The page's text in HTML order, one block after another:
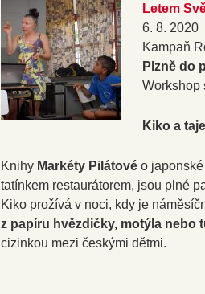
Letem
6. 8. 2020
Kampaň
Plzně do
Workshop
Kiko a
Knihy Markéty Pilátové o
tatínkem restaurátorem, jsou plné
Kiko prožívá v noci, kdy je
z papíru hvězdičky, motýla nebo
cizinkou mezi českými dětmi.